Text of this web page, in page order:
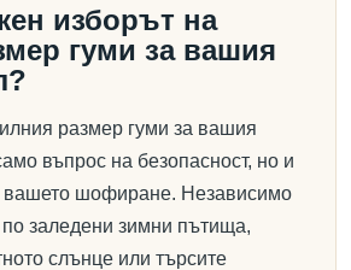
изборът на
гуми за вашия
размер гуми за вашия
въпрос на безопасност, но и
вашето шофиране. Независимо
заледени зимни пътища,
слънце или търсите